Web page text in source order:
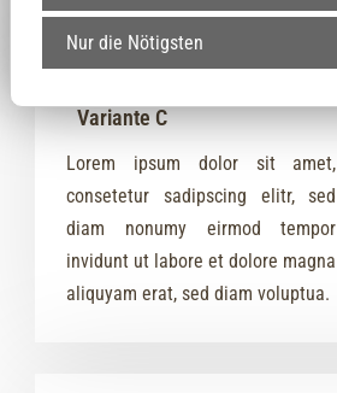
Variante C
Lorem ipsum dolor sit amet,
consetetur sadipscing elitr, sed
diam nonumy eirmod tempor
invidunt ut labore et dolore magna
aliquyam erat, sed diam voluptua.
Nur die Nötigsten